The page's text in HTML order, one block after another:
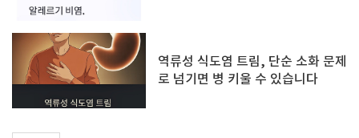
역류성 식도염 트림, 단순 소화 문제
로 넘기면 병 키울 수 있습니다